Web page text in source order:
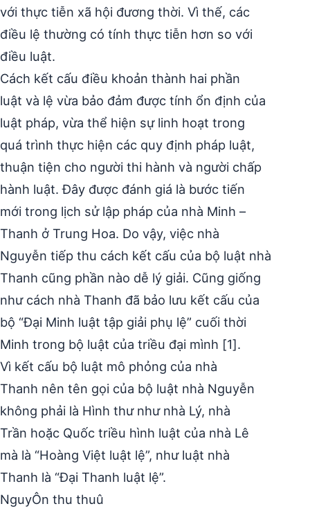
với thực tiễn xã hội đương thời. Vì thế, các
điều lệ thường có tính thực tiễn hơn so với
điều luật.
Cách kết cấu điều khoản thành hai phần
luật và lệ vừa bảo đảm được tính ổn định của
luật pháp, vừa thể hiện sự linh hoạt trong
quá trình thực hiện các quy định pháp luật,
thuận tiện cho người thi hành và người chấp
hành luật. Đây được đánh giá là bước tiến
mới trong lịch sử lập pháp của nhà Minh –
Thanh ở Trung Hoa. Do vậy, việc nhà
Nguyễn tiếp thu cách kết cấu của bộ luật nhà
Thanh cũng phần nào dễ lý giải. Cũng giống
như cách nhà Thanh đã bảo lưu kết cấu của
bộ “Đại Minh luật tập giải phụ lệ” cuối thời
Minh trong bộ luật của triều đại mình [1].
Vì kết cấu bộ luật mô phỏng của nhà
Thanh nên tên gọi của bộ luật nhà Nguyễn
không phải là Hình thư như nhà Lý, nhà
Trần hoặc Quốc triều hình luật của nhà Lê
mà là “Hoàng Việt luật lệ”, như luật nhà
Thanh là “Đại Thanh luật lệ”.
NguyÔn thu thuû